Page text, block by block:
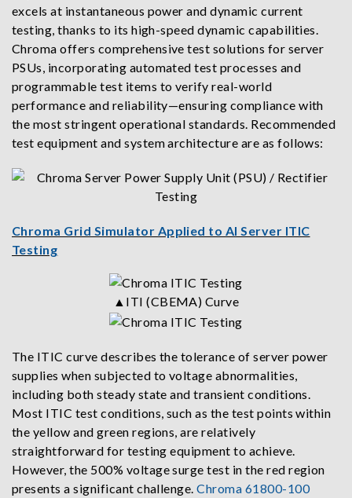
excels at instantaneous power and dynamic current
testing, thanks to its high-speed dynamic capabilities.
Chroma offers comprehensive test solutions for server
PSUs, incorporating automated test processes and
programmable test items to verify real-world
performance and reliability—ensuring compliance with
the most stringent operational standards. Recommended
test equipment and system architecture are as follows:
Chroma Grid Simulator Applied to AI Server ITIC
Testing
▲ITI (CBEMA) Curve
The ITIC curve describes the tolerance of server power
supplies when subjected to voltage abnormalities,
including both steady state and transient conditions.
Most ITIC test conditions, such as the test points within
the yellow and green regions, are relatively
straightforward for testing equipment to achieve.
However, the 500% voltage surge test in the red region
presents a significant challenge.Chroma 61800-100